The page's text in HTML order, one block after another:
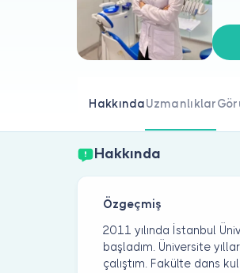
HakkındaUzmanlıklar
Hakkında
Özgeçmiş
2011 yılında İstanbul
başladım. Üniversite
çalıştım. Fakülte dans